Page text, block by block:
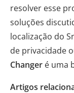
resolver esse
soluções
localização do
de privacidade
Changer é uma
Artigos